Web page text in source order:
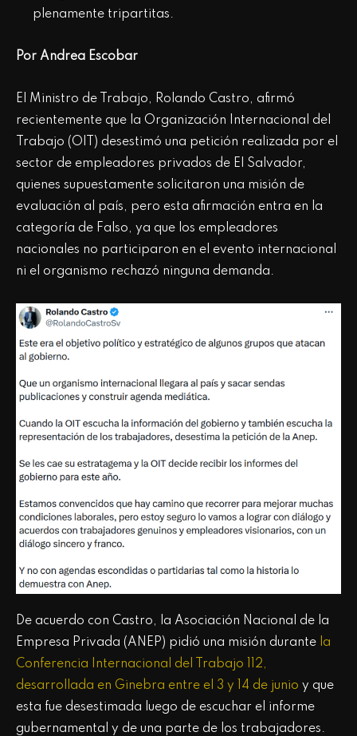
plenamente tripartitas.
Por Andrea Escobar
El Ministro de Trabajo, Rolando Castro, afirmó
recientemente que la Organización Internacional del
Trabajo (OIT) desestimó una petición realizada por el
sector de empleadores privados de El Salvador,
quienes supuestamente solicitaron una misión de
evaluación al país, pero esta afirmación entra en la
categoría de Falso, ya que los empleadores
nacionales no participaron en el evento internacional
ni el organismo rechazó ninguna demanda.
De acuerdo con Castro, la Asociación Nacional de la
Empresa Privada (ANEP) pidió una misión durante la
Conferencia Internacional del Trabajo 112,
desarrollada en Ginebra entre el 3 y 14 de junio y que
esta fue desestimada luego de escuchar el informe
gubernamental y de una parte de los trabajadores.